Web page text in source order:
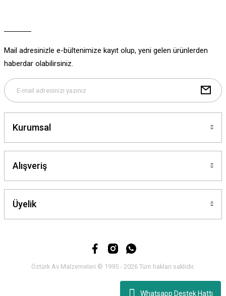
Whatsapp Destek Hattı
Bu ürüne benzer farklı alternatifler olmalı.
Mail adresinizle e-bültenimize kayıt olup, yeni gelen ürünlerden
haberdar olabilirsiniz.
Kurumsal
Alışveriş
Üyelik
Öztürk Av Malzemeleri © 1995 - 2026 Tüm hakları saklıdır.